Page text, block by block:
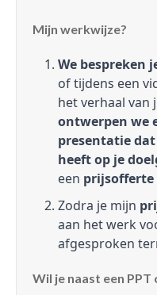
Mijn werkwijze?
We bespreken
of tijdens een
het verhaal van
ontwerpen we
presentatie
heeft op je
een prijsofferte
Zodra je mijn
aan het werk
afgesproken
Wil je naast een PPT